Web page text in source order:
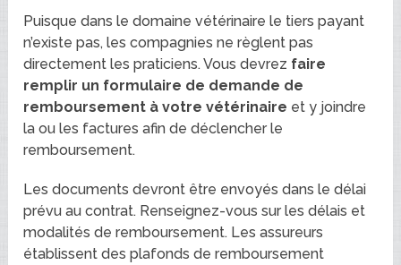
Puisque dans le domaine vétérinaire le tiers payant
n’existe pas, les compagnies ne règlent pas
directement les praticiens. Vous devrez faire
remplir un formulaire de demande de
remboursement à votre vétérinaire et y joindre
la ou les factures afin de déclencher le
remboursement.
Les documents devront être envoyés dans le délai
prévu au contrat. Renseignez-vous sur les délais et
modalités de remboursement. Les assureurs
établissent des plafonds de remboursement